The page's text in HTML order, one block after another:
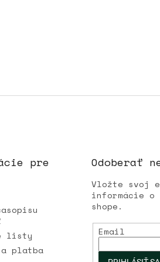
pre
listy
a platba
Odoberať
Vložte svoj
informácie o
shope.
Email